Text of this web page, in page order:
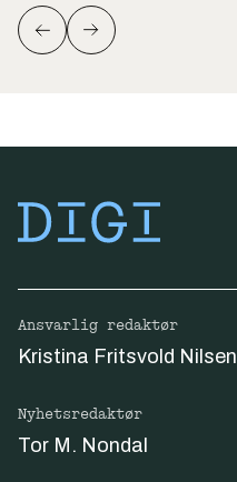
Ansvarlig redaktør
Kristina Fritsvold Nilsen
Nyhetsredaktør
Tor M. Nondal